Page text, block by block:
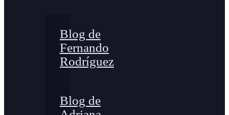
Blog de
Fernando
Rodríguez
Blog de